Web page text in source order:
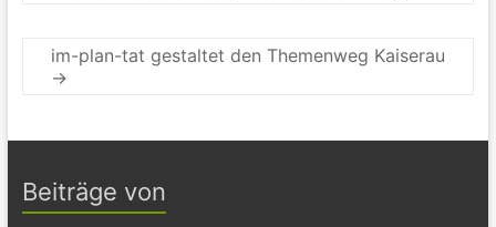
im-plan-tat gestaltet den Themenweg Kaiserau
→
Beiträge von